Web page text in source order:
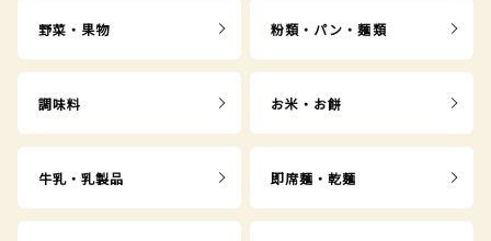
野菜・果物 粉類・パン・麺類
調味料 お米・お餅
牛乳・乳製品 即席麺・乾麺